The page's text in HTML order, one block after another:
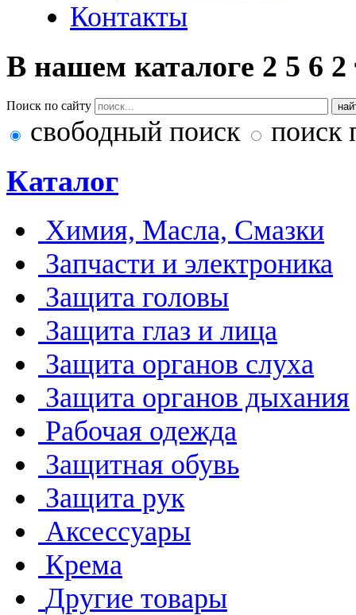
Контакты
В нашем каталоге 2 5 6 2
Поиск по сайту
свободный поиск поиск
Каталог
Химия, Масла, Смазки
Запчасти и электроника
Защита головы
Защита глаз и лица
Защита органов слуха
Защита органов дыхания
Рабочая одежда
Защитная обувь
Защита рук
Аксессуары
Крема
Другие товары